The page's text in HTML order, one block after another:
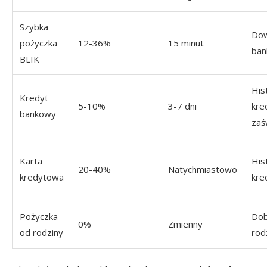
Szybka
pożyczka
BLIK
12-36% 15 minut
Kredyt
bankowy
5-10% 3-7 dni
Karta
kredytowa
20-40% Natychmiastowo
Pożyczka
od rodziny
0% Zmienny